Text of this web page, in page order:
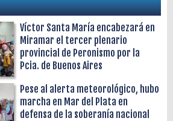
Víctor Santa María encabezará en
Miramar el tercer plenario
provincial de Peronismo por la
Pcia. de Buenos Aires
Pese al alerta meteorológico, hubo
marcha en Mar del Plata en
defensa de la soberanía nacional